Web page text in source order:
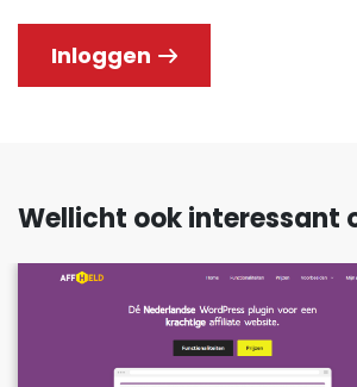
Inloggen
Wellicht ook interessant